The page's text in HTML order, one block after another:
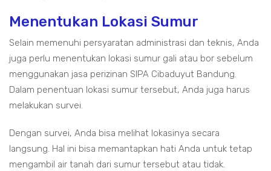
Menentukan Lokasi Sumur
Selain memenuhi persyaratan administrasi dan teknis, Anda
juga perlu menentukan lokasi sumur gali atau bor sebelum
menggunakan jasa perizinan SIPA Cibaduyut Bandung.
Dalam penentuan lokasi sumur tersebut, Anda juga harus
melakukan survei.
Dengan survei, Anda bisa melihat lokasinya secara
langsung. Hal ini bisa memantapkan hati Anda untuk tetap
mengambil air tanah dari sumur tersebut atau tidak.